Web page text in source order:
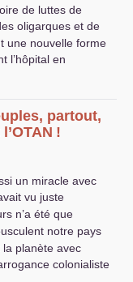
de luttes de
oligarques et de
une nouvelle forme
l’hôpital en
partout,
OTAN !
un miracle avec
vu juste
n’a été que
notre pays
la planète avec
colonialiste